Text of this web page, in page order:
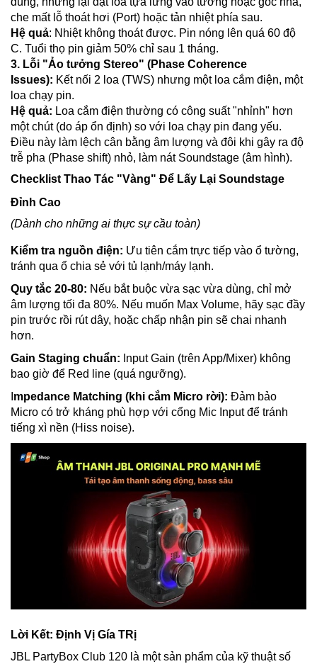
che mất lỗ thoát hơi (Port) hoặc tản nhiệt phía sau.
Hệ quả: Nhiệt không thoát được. Pin nóng lên quá 60 độ
C. Tuổi thọ pin giảm 50% chỉ sau 1 tháng.
3. Lỗi "Ảo tưởng Stereo" (Phase Coherence
Issues): Kết nối 2 loa (TWS) nhưng một loa cắm điện, một
loa chạy pin.
Hệ quả: Loa cắm điện thường có công suất "nhỉnh" hơn
một chút (do áp ổn định) so với loa chạy pin đang yếu.
Điều này làm lệch cân bằng âm lượng và đôi khi gây ra độ
trễ pha (Phase shift) nhỏ, làm nát Soundstage (âm hình).
Checklist Thao Tác "Vàng" Để Lấy Lại Soundstage
Đỉnh Cao
(Dành cho những ai thực sự cầu toàn)
Kiểm tra nguồn điện: Ưu tiên cắm trực tiếp vào ổ tường,
tránh qua ổ chia sẻ với tủ lạnh/máy lạnh.
Quy tắc 20-80: Nếu bắt buộc vừa sạc vừa dùng, chỉ mở
âm lượng tối đa 80%. Nếu muốn Max Volume, hãy sạc đầy
pin trước rồi rút dây, hoặc chấp nhận pin sẽ chai nhanh
hơn.
Gain Staging chuẩn: Input Gain (trên App/Mixer) không
bao giờ để Red line (quá ngưỡng).
mpedance Matching (khi cắm Micro rời): Đảm bảo
Micro có trở kháng phù hợp với cổng Mic Input để tránh
tiếng xì nền (Hiss noise).
Lời Kết: Định Vị Gía TRị
JBL PartyBox Club 120 là một sản phẩm của kỹ thuật số